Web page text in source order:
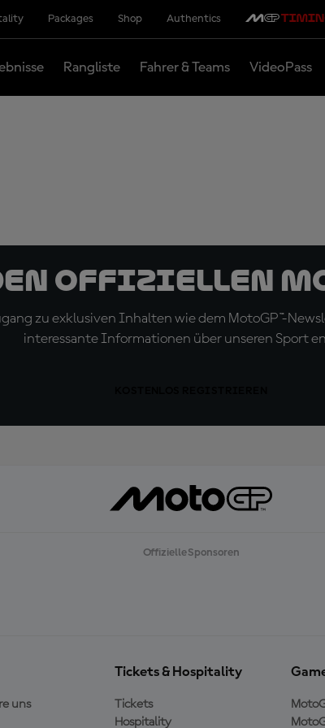
Packages Shop Authentics
Rangliste Fahrer & Teams VideoPass
offiziellen
zu exklusiven Inhalten wie dem MotoGP™-
interessante Informationen über unseren Sport
Offizielle Sponsoren
uns
Tickets & Hospitality
Tickets
Hospitality